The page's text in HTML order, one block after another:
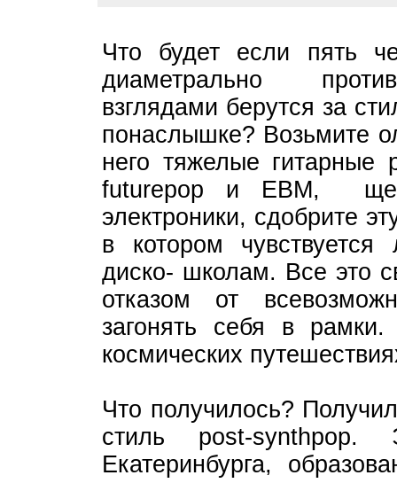
Что будет если пять
диаметрально
взглядами берутся за
понаслышке? Возьмите
него тяжелые
futurepop и EBM,
электроники, сдобрите
в котором
диско- школам. Все это
отказом от
загонять себя в
космических
Что получилось?
стиль post-
Екатеринбурга,